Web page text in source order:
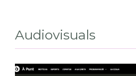
Audiovisuals